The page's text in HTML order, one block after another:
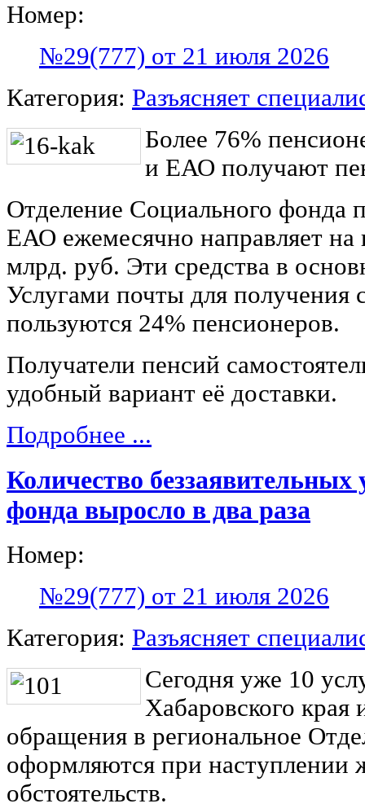
Номер:
№29(777) от 21 июля 2026
Категория: Разъясняет
Более 76%
и ЕАО получают
Отделение Социального фонда
ЕАО ежемесячно направляет на
млрд. руб. Эти средства в
Услугами почты для получения
пользуются 24% пенсионеров.
Получатели пенсий
удобный вариант её доставки.
Подробнее ...
Количество беззаявительных
фонда выросло в два раза
Номер:
№29(777) от 21 июля 2026
Категория: Разъясняет
Сегодня уже 10
Хабаровского
обращения в региональное
оформляются при наступлении
обстоятельств.